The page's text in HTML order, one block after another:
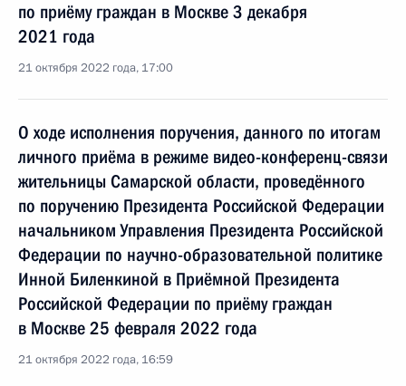
по приёму граждан в Москве 3 декабря
2021 года
21 октября 2022 года, 17:00
О ходе исполнения поручения, данного по итогам
личного приёма в режиме видео-конференц-связи
жительницы Самарской области, проведённого
по поручению Президента Российской Федерации
начальником Управления Президента Российской
Федерации по научно-образовательной политике
Инной Биленкиной в Приёмной Президента
Российской Федерации по приёму граждан
в Москве 25 февраля 2022 года
21 октября 2022 года, 16:59